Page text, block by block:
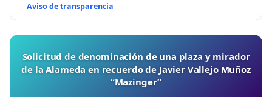
Aviso de transparencia
Solicitud de denominación de una plaza y mirador
de la Alameda en recuerdo de Javier Vallejo Muñoz
“Mazinger”